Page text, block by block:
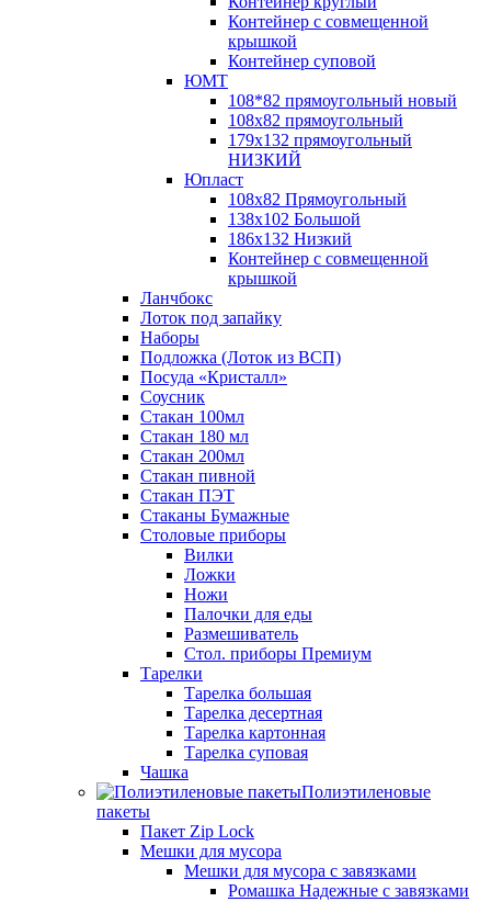
Контейнер с совмещенной
крышкой
Контейнер суповой
ЮМТ
108*82 прямоугольный новый
108х82 прямоугольный
179х132 прямоугольный
НИЗКИЙ
Юпласт
108х82 Прямоугольный
138х102 Большой
186х132 Низкий
Контейнер с совмещенной
крышкой
Ланчбокс
Лоток под запайку
Наборы
Подложка (Лоток из ВСП)
Посуда «Кристалл»
Соусник
Стакан 100мл
Стакан 180 мл
Стакан 200мл
Стакан пивной
Стакан ПЭТ
Стаканы Бумажные
Столовые приборы
Вилки
Ложки
Ножи
Палочки для еды
Размешиватель
Стол. приборы Премиум
Тарелки
Тарелка большая
Тарелка десертная
Тарелка картонная
Тарелка суповая
Чашка
Полиэтиленовые
пакеты
Пакет Zip Lock
Мешки для мусора
Мешки для мусора с завязками
Ромашка Надежные с завязками